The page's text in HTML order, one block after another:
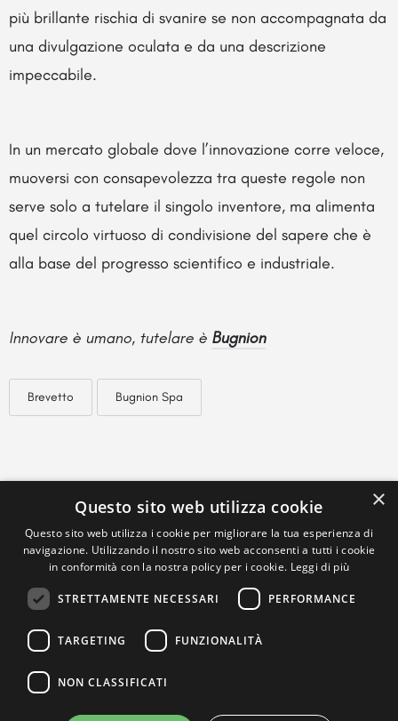
più brillante rischia di svanire se non accompagnata da
una divulgazione oculata e da una descrizione
impeccabile.
In un mercato globale dove l’innovazione corre veloce,
muoversi con consapevolezza tra queste regole non
serve solo a tutelare il singolo inventore, ma alimenta
quel circolo virtuoso di condivisione del sapere che è
alla base del progresso scientifico e industriale.
Innovare è umano, tutelare è Bugnion
Brevetto Bugnion Spa
×
Questo sito web utilizza cookie
Questo sito web utilizza i cookie per migliorare la tua esperienza di
navigazione. Utilizzando il nostro sito web acconsenti a tutti i cookie
in conformità con la nostra policy per i cookie. Leggi di più
STRETTAMENTE NECESSARI PERFORMANCE
TARGETING FUNZIONALITÀ
NON CLASSIFICATI